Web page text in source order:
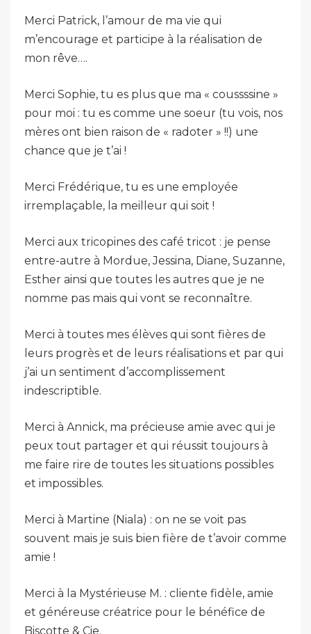
Merci Patrick, l’amour de ma vie qui
m’encourage et participe à la réalisation de
mon rêve….
Merci Sophie, tu es plus que ma « coussssine »
pour moi : tu es comme une soeur (tu vois, nos
mères ont bien raison de « radoter » !!) une
chance que je t’ai !
Merci Frédérique, tu es une employée
irremplaçable, la meilleur qui soit !
Merci aux tricopines des café tricot : je pense
entre-autre à Mordue, Jessina, Diane, Suzanne,
Esther ainsi que toutes les autres que je ne
nomme pas mais qui vont se reconnaître.
Merci à toutes mes élèves qui sont fières de
leurs progrès et de leurs réalisations et par qui
j’ai un sentiment d’accomplissement
indescriptible.
Merci à Annick, ma précieuse amie avec qui je
peux tout partager et qui réussit toujours à
me faire rire de toutes les situations possibles
et impossibles.
Merci à Martine (Niala) : on ne se voit pas
souvent mais je suis bien fière de t’avoir comme
amie !
Merci à la Mystérieuse M. : cliente fidèle, amie
et généreuse créatrice pour le bénéfice de
Biscotte & Cie.